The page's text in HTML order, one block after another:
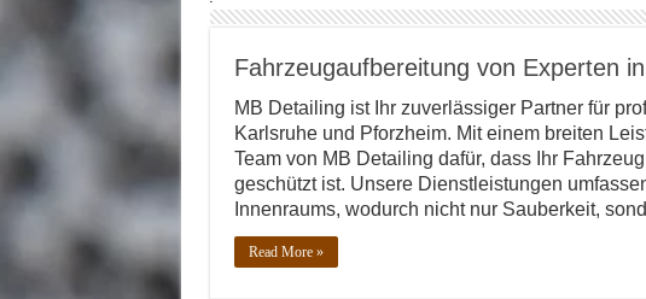
Fahrzeugaufbereitung von Experten
MB Detailing ist Ihr zuverlässiger Partner für
Karlsruhe und Pforzheim. Mit einem breiten
Team von MB Detailing dafür, dass Ihr
geschützt ist. Unsere Dienstleistungen
Innenraums, wodurch nicht nur Sauberkeit,
Read More »